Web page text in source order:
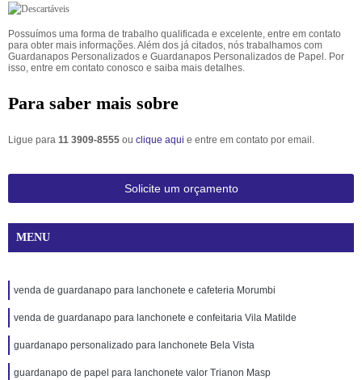
Possuímos uma forma de trabalho qualificada e excelente, entre em contato
para obter mais informações. Além dos já citados, nós trabalhamos com
Guardanapos Personalizados e Guardanapos Personalizados de Papel. Por
isso, entre em contato conosco e saiba mais detalhes.
Para saber mais sobre
Ligue para 11 3909-8555 ou clique aqui e entre em contato por email.
Solicite um orçamento
MENU
venda de guardanapo para lanchonete e cafeteria Morumbi
venda de guardanapo para lanchonete e confeitaria Vila Matilde
guardanapo personalizado para lanchonete Bela Vista
guardanapo de papel para lanchonete valor Trianon Masp